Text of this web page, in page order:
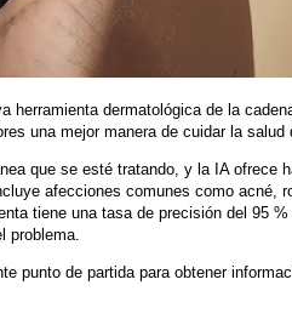
herramienta dermatológica de la
una mejor manera de cuidar la salud
que se esté tratando, y la IA ofrece
afecciones comunes como acné,
tiene una tasa de precisión del 95 %
problema.
punto de partida para obtener